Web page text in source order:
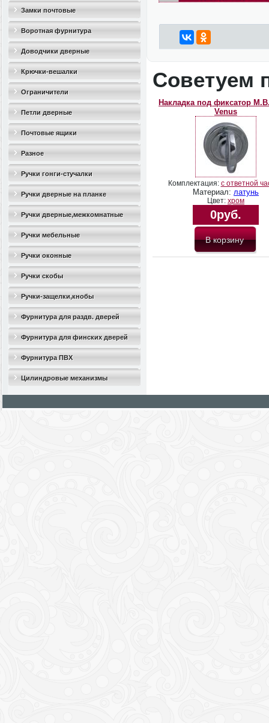
Замки почтовые
Воротная фурнитура
Доводчики дверные
Крючки-вешалки
Ограничители
дверные(стопоры)
Петли дверные
Почтовые ящики
Разное
Ручки гонги-стучалки
Ручки дверные на планке
Ручки дверные,межкомнатные
Ручки мебельные
Ручки оконные
Ручки скобы
Ручки-защелки,кнобы
Фурнитура для раздв. дверей
Фурнитура для финских дверей
Фурнитура ПВХ
Цилиндровые механизмы
Советуем
Накладка под фиксатор
Venus
Комплектация: с ответной
Материал: латунь
Цвет: хром
0руб.